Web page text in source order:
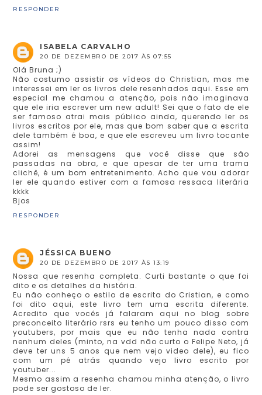
RESPONDER
ISABELA CARVALHO
20 DE DEZEMBRO DE 2017 ÀS 07:55
Olá Bruna ;)
Não costumo assistir os vídeos do Christian, mas me
interessei em ler os livros dele resenhados aqui. Esse em
especial me chamou a atenção, pois não imaginava
que ele iria escrever um new adult! Sei que o fato de ele
ser famoso atrai mais público ainda, querendo ler os
livros escritos por ele, mas que bom saber que a escrita
dele também é boa, e que ele escreveu um livro tocante
assim!
Adorei as mensagens que você disse que são
passadas na obra, e que apesar de ter uma trama
clichê, é um bom entretenimento. Acho que vou adorar
ler ele quando estiver com a famosa ressaca literária
kkkk
Bjos
RESPONDER
JÉSSICA BUENO
20 DE DEZEMBRO DE 2017 ÀS 13:19
Nossa que resenha completa. Curti bastante o que foi
dito e os detalhes da história.
Eu não conheço o estilo de escrita do Cristian, e como
foi dito aqui, este livro tem uma escrita diferente.
Acredito que vocês já falaram aqui no blog sobre
preconceito literário rsrs eu tenho um pouco disso com
youtubers, por mais que eu não tenha nada contra
nenhum deles (minto, na vdd não curto o Felipe Neto, já
deve ter uns 5 anos que nem vejo video dele), eu fico
com um pé atrás quando vejo livro escrito por
youtuber...
Mesmo assim a resenha chamou minha atenção, o livro
pode ser gostoso de ler.